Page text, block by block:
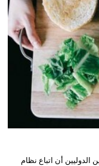
أن اتباع نظام